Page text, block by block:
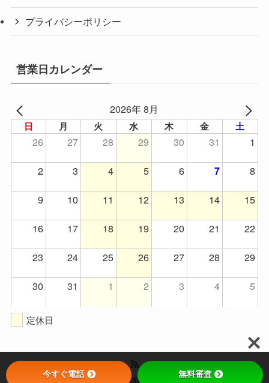
プライバシーポリシー
営業日カレンダー
2026年 8月
日 月 火 水 木 金 土
26 27 28 29 30 31
1
2
3 4 5 6 7
8
9
10 11 12 13 14
15
16
17 18 19 20 21
22
23
24 25 26 27 28
29
30
31 1 2 3 4 5
定休日
鳥取県米子市でカーリースなら頭金0円、月々1万円の軽自動車.com.
今すぐ電話 無料審査